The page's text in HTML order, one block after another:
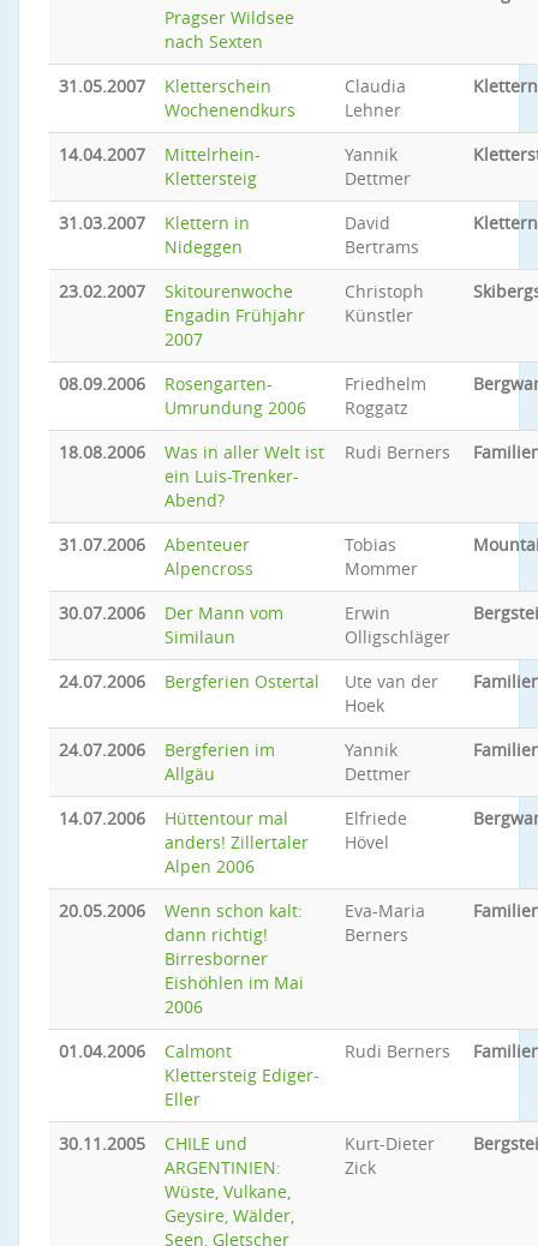
Pragser Wildsee
nach Sexten
31.05.2007
Kletterschein
Wochenendkurs
Claudia
Lehner
Klettern
14.04.2007
Mittelrhein-
Klettersteig
Yannik
Dettmer
31.03.2007
Klettern in
Nideggen
David
Bertrams
Klettern
23.02.2007
Skitourenwoche
Engadin Frühjahr
2007
Christoph
Künstler
08.09.2006
Rosengarten-
Umrundung 2006
Friedhelm
Roggatz
18.08.2006
Was in aller Welt ist
ein Luis-Trenker-
Abend?
Rudi Berners
31.07.2006
Abenteuer
Alpencross
Tobias
Mommer
30.07.2006
Der Mann vom
Similaun
Erwin
Olligschläger
24.07.2006 Bergferien Ostertal
Ute van der
Hoek
24.07.2006
Bergferien im
Allgäu
Yannik
Dettmer
14.07.2006
Hüttentour mal
anders! Zillertaler
Alpen 2006
Elfriede
Hövel
20.05.2006
Wenn schon kalt:
dann richtig!
Birresborner
Eishöhlen im Mai
2006
Eva-Maria
Berners
01.04.2006
Calmont
Klettersteig Ediger-
Eller
Rudi Berners
30.11.2005
CHILE und
ARGENTINIEN:
Wüste, Vulkane,
Geysire, Wälder,
Seen, Gletscher
Kurt-Dieter
Zick